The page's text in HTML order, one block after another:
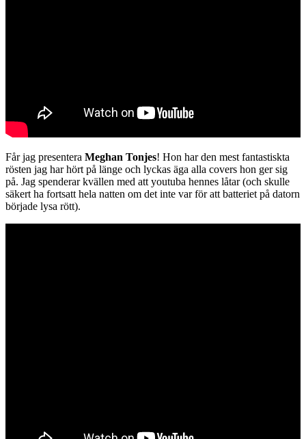
Får jag presentera Meghan Tonjes! Hon har den mest fantastiskta
rösten jag har hört på länge och lyckas äga alla covers hon ger sig
på. Jag spenderar kvällen med att youtuba hennes låtar (och skulle
säkert ha fortsatt hela natten om det inte var för att batteriet på datorn
började lysa rött).